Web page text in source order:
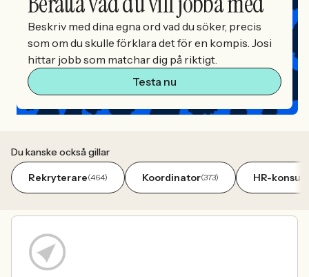
Beskriv med dina egna ord vad du söker, precis
som om du skulle förklara det för en kompis. Josi
hittar jobb som matchar dig på riktigt.
Testa nu
Du kanske också gillar
Rekryterare(464) Koordinator(373) HR-konsult